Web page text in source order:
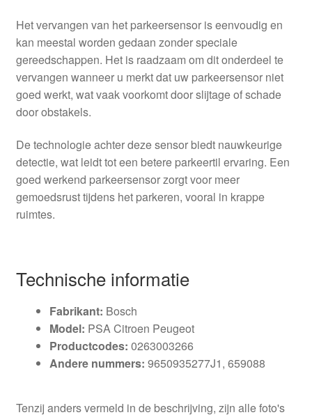
Het vervangen van het parkeersensor is eenvoudig en
kan meestal worden gedaan zonder speciale
gereedschappen. Het is raadzaam om dit onderdeel te
vervangen wanneer u merkt dat uw parkeersensor niet
goed werkt, wat vaak voorkomt door slijtage of schade
door obstakels.
De technologie achter deze sensor biedt nauwkeurige
detectie, wat leidt tot een betere parkeertil ervaring. Een
goed werkend parkeersensor zorgt voor meer
gemoedsrust tijdens het parkeren, vooral in krappe
ruimtes.
Technische informatie
Fabrikant: Bosch
Model: PSA Citroen Peugeot
Productcodes: 0263003266
Andere nummers: 9650935277J1, 659088
Tenzij anders vermeld in de beschrijving, zijn alle foto's